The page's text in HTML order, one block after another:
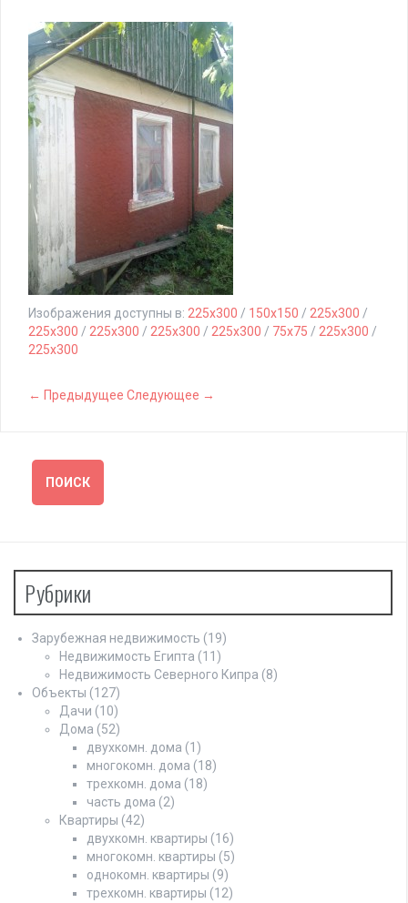
Изображения доступны в: 225x300 / 150x150 / 225x300 /
225x300 / 225x300 / 225x300 / 225x300 / 75x75 / 225x300 /
225x300
← Предыдущее Следующее →
Рубрики
Зарубежная недвижимость (19)
Недвижимость Египта (11)
Недвижимость Северного Кипра (8)
Объекты (127)
Дачи (10)
Дома (52)
двухкомн. дома (1)
многокомн. дома (18)
трехкомн. дома (18)
часть дома (2)
Квартиры (42)
двухкомн. квартиры (16)
многокомн. квартиры (5)
однокомн. квартиры (9)
трехкомн. квартиры (12)